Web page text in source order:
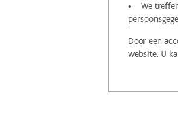
• We treffen
Door een
website. U